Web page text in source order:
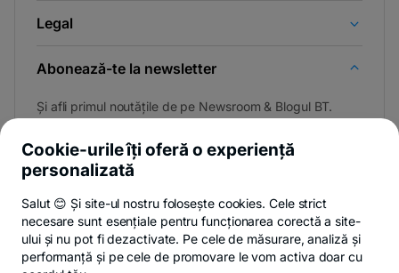
Legal
Abonează-te la newsletter
Și afli primul noutățile de pe Newsroom & Blogul BT.
Privacy HubPolitica de confidențialitatePolitica de cookies
Cookie-urile îți oferă o experiență
personalizată
Salut 😊 Și site-ul nostru folosește cookies. Cele strict
necesare sunt esențiale pentru funcționarea corectă a site-
ului și nu pot fi dezactivate. Pe cele de măsurare, analiză și
performanță și pe cele de promovare le vom activa doar cu